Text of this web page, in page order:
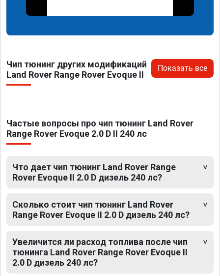
Чип тюнинг других модификаций
Land Rover Range Rover Evoque II
Показать все
Частые вопросы про чип тюнинг Land Rover
Range Rover Evoque 2.0 D II 240 лс
Что дает чип тюнинг Land Rover Range
Rover Evoque II 2.0 D дизель 240 лс?
Сколько стоит чип тюнинг Land Rover
Range Rover Evoque II 2.0 D дизель 240 лс?
Увеличится ли расход топлива после чип
тюнинга Land Rover Range Rover Evoque II
2.0 D дизель 240 лс?